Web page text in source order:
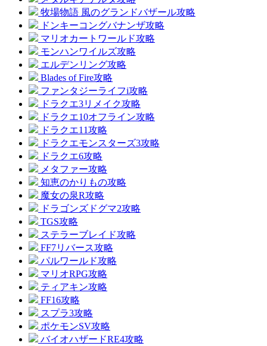
牧場物語 風のグランドバザール攻略
ドンキーコングバナンザ攻略
マリオカートワールド攻略
モンハンワイルズ攻略
エルデンリング攻略
Blades of Fire攻略
ファンタジーライフi攻略
ドラクエ3リメイク攻略
ドラクエ10オフライン攻略
ドラクエ11攻略
ドラクエモンスターズ3攻略
ドラクエ6攻略
メタファー攻略
知恵のかりもの攻略
魔女の泉R攻略
ドラゴンズドグマ2攻略
TGS攻略
ステラーブレイド攻略
FF7リバース攻略
パルワールド攻略
マリオRPG攻略
ティアキン攻略
FF16攻略
スプラ3攻略
ポケモンSV攻略
バイオハザードRE4攻略